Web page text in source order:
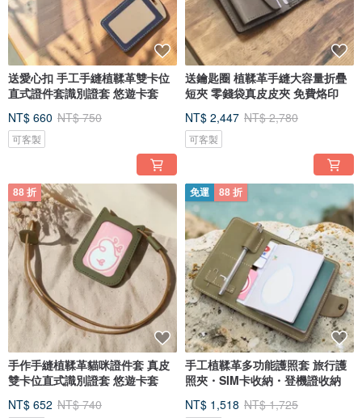
送愛心扣 手工手縫植鞣革雙卡位
直式證件套識別證套 悠遊卡套
NT$ 660 NT$ 750
可客製
送鑰匙圈 植鞣革手縫大容量折疊
短夾 零錢袋真皮皮夾 免費烙印
NT$ 2,447 NT$ 2,780
可客製
88 折
手作手縫植鞣革貓咪證件套 真皮
雙卡位直式識別證套 悠遊卡套
NT$ 652 NT$ 740
免運 88 折
手工植鞣革多功能護照套 旅行護
照夾・SIM卡收納・登機證收納
NT$ 1,518 NT$ 1,725